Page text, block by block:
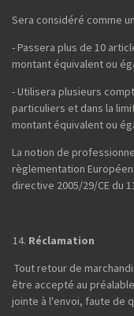
Sera considéré comme
- Passera plus de 10
montant équivalent ou
- Utilisera plusieurs
particuliers et dans la
montant équivalent ou
La notion de
règlementation
directive 2005/29/CE du
Réclamation
Tout retour de
être accepté au
jointe à l'envoi, faute de